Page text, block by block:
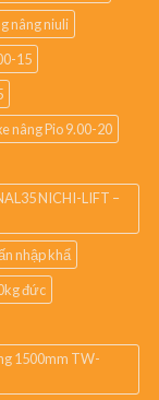
nâng niuli
15
nâng Pio 9.00-20
NICHI-LIFT –
nhập khẩ
đức
1500mm TW-